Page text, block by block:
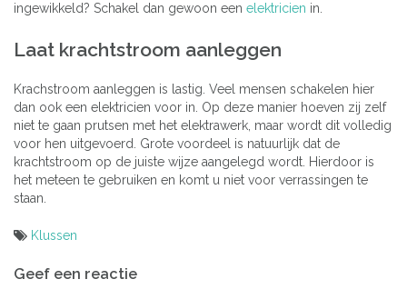
ingewikkeld? Schakel dan gewoon een elektricien in.
Laat krachtstroom aanleggen
Krachstroom aanleggen is lastig. Veel mensen schakelen hier
dan ook een elektricien voor in. Op deze manier hoeven zij zelf
niet te gaan prutsen met het elektrawerk, maar wordt dit volledig
voor hen uitgevoerd. Grote voordeel is natuurlijk dat de
krachtstroom op de juiste wijze aangelegd wordt. Hierdoor is
het meteen te gebruiken en komt u niet voor verrassingen te
staan.
Klussen
navigatie
Geef een reactie